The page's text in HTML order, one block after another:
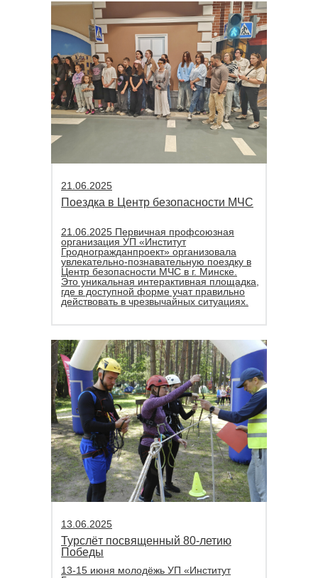
13-15 июня молодёжь УП «Институт
Турслёт посвященный 80-летию
Победы
13.06.2025
21.06.2025 Первичная профсоюзная
организация УП «Институт
Гродногражданпроект» организовала
увлекательно-познавательную поездку в
Центр безопасности МЧС в г. Минске.
Это уникальная интерактивная площадка,
где в доступной форме учат правильно
действовать в чрезвычайных ситуациях.
Поездка в Центр безопасности МЧС
21.06.2025